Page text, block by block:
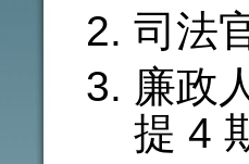
司法
廉政
提 4